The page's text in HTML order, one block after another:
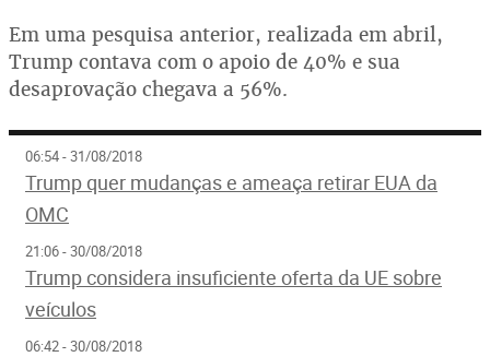
Em uma pesquisa anterior, realizada em abril,
Trump contava com o apoio de 40% e sua
desaprovação chegava a 56%.
06:54 - 31/08/2018
Trump quer mudanças e ameaça retirar EUA da
OMC
21:06 - 30/08/2018
Trump considera insuficiente oferta da UE sobre
veículos
06:42 - 30/08/2018